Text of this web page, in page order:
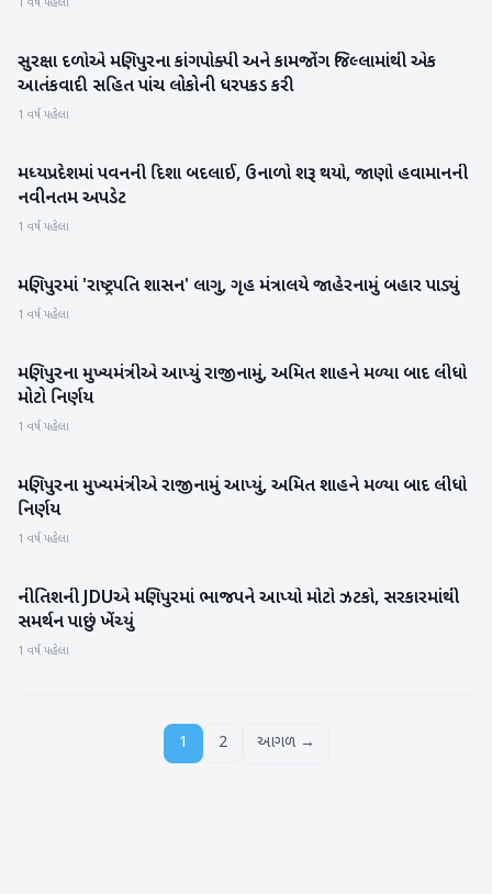
1 વર્ષ પહેલા
રાષ્ટ્રીય
સુરક્ષા દળોએ મણિપુરના કાંગપોક્પી અને કામજોંગ જિલ્લામાંથી એક
આતંકવાદી સહિત પાંચ લોકોની ધરપકડ કરી
1 વર્ષ પહેલા
હવામાન
મધ્યપ્રદેશમાં પવનની દિશા બદલાઈ, ઉનાળો શરૂ થયો, જાણો હવામાનની
નવીનતમ અપડેટ
1 વર્ષ પહેલા
રાજકારણ
મણિપુરમાં 'રાષ્ટ્રપતિ શાસન' લાગુ, ગૃહ મંત્રાલયે જાહેરનામું બહાર પાડ્યું
1 વર્ષ પહેલા
રાષ્ટ્રીય
મણિપુરના મુખ્યમંત્રીએ આપ્યું રાજીનામું, અમિત શાહને મળ્યા બાદ લીધો
મોટો નિર્ણય
1 વર્ષ પહેલા
રાષ્ટ્રીય
મણિપુરના મુખ્યમંત્રીએ રાજીનામું આપ્યું, અમિત શાહને મળ્યા બાદ લીધો
નિર્ણય
1 વર્ષ પહેલા
રાષ્ટ્રીય
નીતિશની JDUએ મણિપુરમાં ભાજપને આપ્યો મોટો ઝટકો, સરકારમાંથી
સમર્થન પાછું ખેંચ્યું
1 વર્ષ પહેલા
1 2 આગળ →